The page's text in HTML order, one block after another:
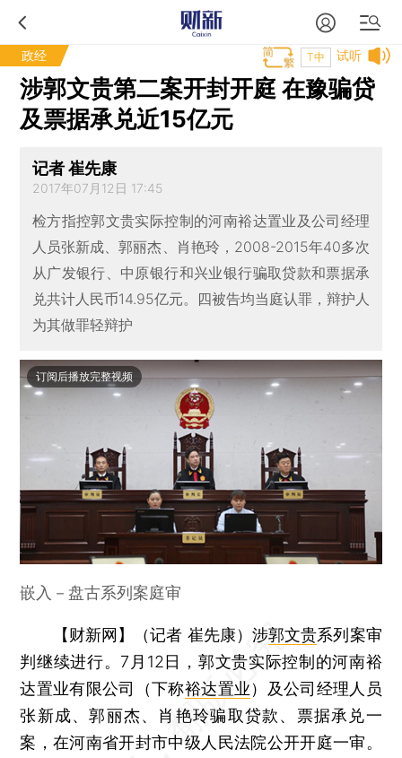
政经 试听
T中
涉郭文贵第二案开封开庭 在豫骗贷
及票据承兑近15亿元
记者 崔先康
2017年07月12日 17:45
检方指控郭文贵实际控制的河南裕达置业及公司经理
人员张新成、郭丽杰、肖艳玲，2008-2015年40多次
从广发银行、中原银行和兴业银行骗取贷款和票据承
兑共计人民币14.95亿元。四被告均当庭认罪，辩护人
为其做罪轻辩护
订阅后播放完整视频
嵌入－盘古系列案庭审
【财新网】（记者 崔先康） 涉郭文贵系列案审
判继续进行。7月12日，郭文贵实际控制的河南裕
达置业有限公司（下称裕达置业）及公司经理人员
张新成、郭丽杰、肖艳玲骗取贷款、票据承兑一
案，在河南省开封市中级人民法院公开开庭一审。